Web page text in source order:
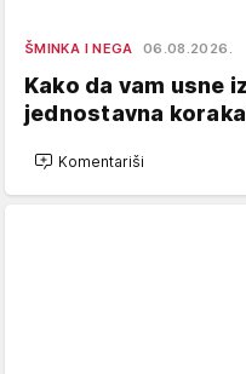
ŠMINKA I NEGA 06.08.2026.
Kako da vam usne
jednostavna
Komentariši